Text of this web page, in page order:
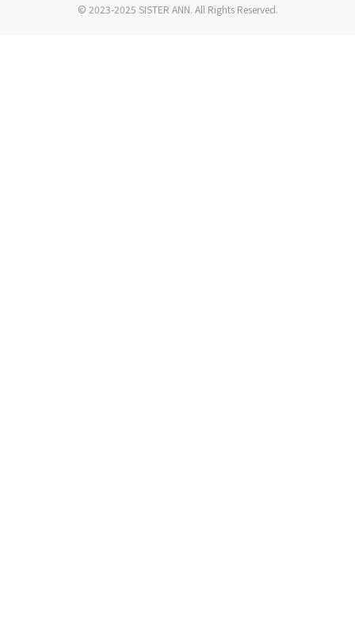
© 2023-2025 SISTER ANN. All Rights Reserved.